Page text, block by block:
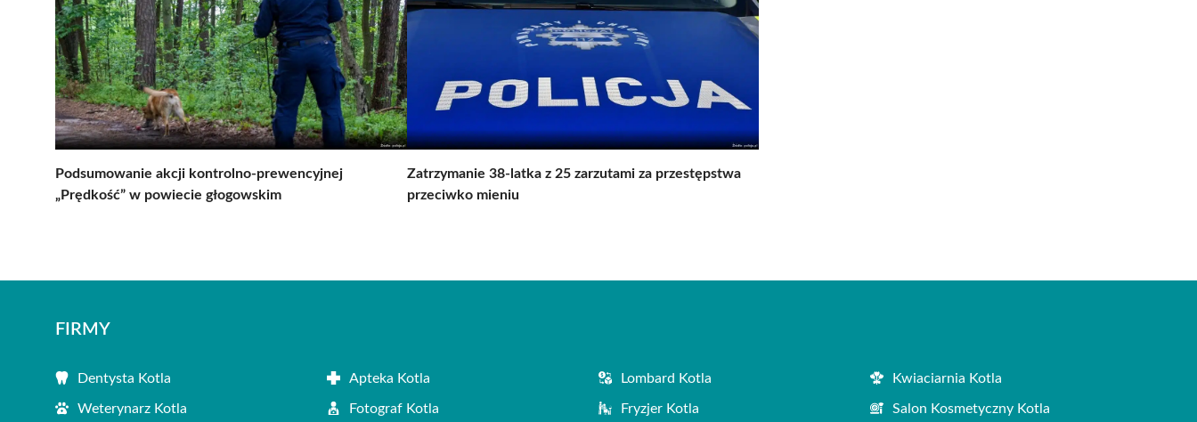
Podsumowanie akcji kontrolno-prewencyjnej
„Prędkość” w powiecie głogowskim
Zatrzymanie 38-latka z 25 zarzutami za przestępstwa
przeciwko mieniu
FIRMY
Dentysta Kotla Apteka Kotla Lombard Kotla Kwiaciarnia Kotla
Weterynarz Kotla Fotograf Kotla Fryzjer Kotla Salon Kosmetyczny Kotla